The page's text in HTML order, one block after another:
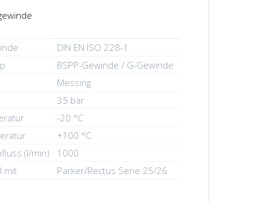
DIN EN ISO 228-1
BSPP-Gewinde / G-Gewinde
Messing
35 bar
-20 °C
+100 °C
(l/min)
1000
mit
Parker/Rectus Serie 25/26